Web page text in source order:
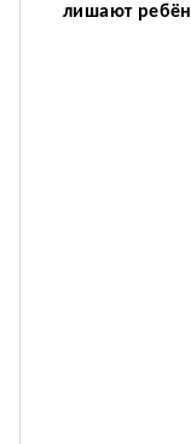
лишают